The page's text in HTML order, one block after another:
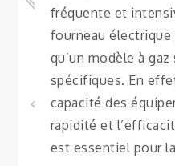
fréquente et
fourneau
qu’un modèle à
spécifiques. En
capacité des
rapidité et
est essentiel pour